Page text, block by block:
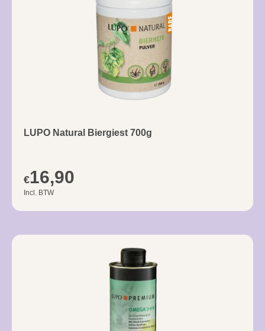
LUPO Natural Biergiest 700g
€16,90
Incl. BTW